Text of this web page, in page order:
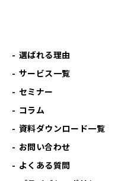
選ばれる理由
サービス一覧
セミナー
コラム
資料ダウンロード一覧
お問い合わせ
よくある質問